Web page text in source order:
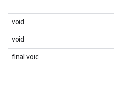
void
void
final void